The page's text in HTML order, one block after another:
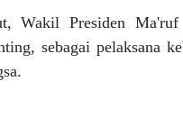
Wakil Presiden
sebagai pelaksana